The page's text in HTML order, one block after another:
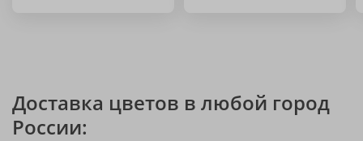
Доставка цветов в любой город
России: